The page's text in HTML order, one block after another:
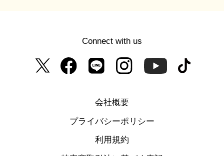
Connect with us
会社概要
プライバシーポリシー
利用規約